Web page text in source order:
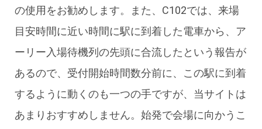
の使用をお勧めします。また、C102では、来場
目安時間に近い時間に駅に到着した電車から、ア
ーリー入場待機列の先頭に合流したという報告が
あるので、受付開始時間数分前に、この駅に到着
するように動くのも一つの手ですが、当サイトは
あまりおすすめしません。始発で会場に向かうこ